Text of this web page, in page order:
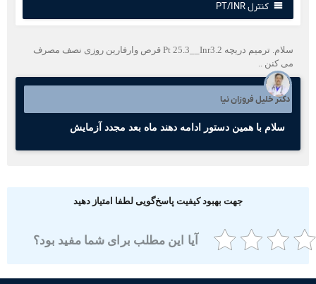
کنترل PT/INR
سلام. ترمیم دریچه Pt 25.3__Inr3.2 قرص وارفارین روزی نصف مصرف
کنن ..
دکتر خلیل فروزان نیا
سلام با همین دستور ادامه دهند ماه بعد مجدد آزمایش
جهت بهبود کیفیت پاسخ‌گویی لطفا امتیاز دهید
آیا این مطلب برای شما مفید بود؟